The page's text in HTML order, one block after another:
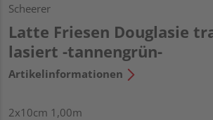
Scheerer
Latte Friesen Douglasie
lasiert -tannengrün-
Artikelinformationen
2x10cm 1,00m